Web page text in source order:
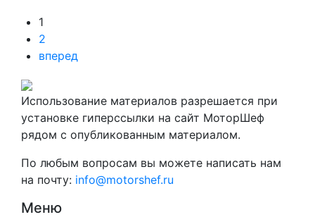
1
2
вперед
Использование материалов разрешается при
установке гиперссылки на сайт МоторШеф
рядом с опубликованным материалом.
По любым вопросам вы можете написать нам
на почту: info@motorshef.ru
Меню